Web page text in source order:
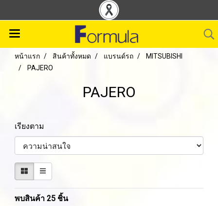
หน้าแรก สินค้าทั้งหมด แบรนด์รถ
MITSUBISHI
PAJERO
PAJERO
เรียงตาม
พบสินค้า 25 ชิ้น